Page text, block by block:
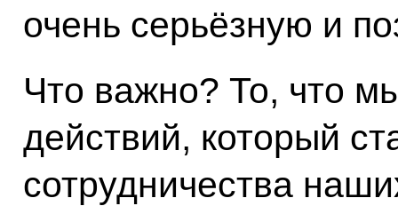
очень серьёзную и
Что важно? То, что
действий, который
сотрудничества